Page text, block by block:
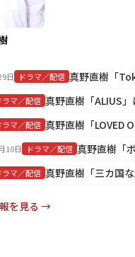
日 ドラマ／配信 真野直樹「
ラマ／配信 真野直樹「ALIUS
ラマ／配信 真野直樹「LOVED
10日 ドラマ／配信 真野直樹「
ラマ／配信 真野直樹「三カ国
を見る →